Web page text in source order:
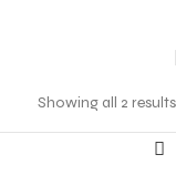
Showing all 2 results